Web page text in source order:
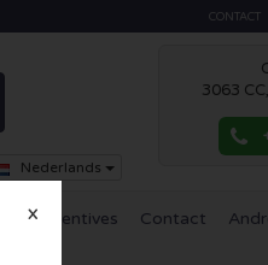
CONTACT
Nederlands
3063
Incentives Contact
X